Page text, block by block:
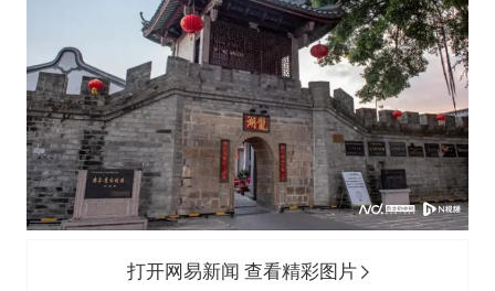
打开网易新闻 查看精彩图片